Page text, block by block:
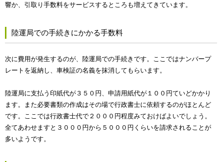
響か、引取り手数料をサービスするところも増えてきています。
陸運局での手続きにかかる手数料
次に費用が発生するのが、陸運局での手続きです。ここではナンバープ
レートを返納し、車検証の名義を抹消してもらいます。
陸運局に支払う印紙代が３５０円、申請用紙代が１００円ていどかかり
ます。また必要書類の作成はその場で行政書士に依頼するのがほとんど
です。ここでは行政書士代で２０００円程度みておけばよいでしょう。
全てあわせますと３０００円から５０００円くらいを請求されることが
多いようです。